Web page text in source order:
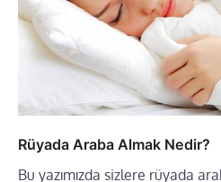
Rüyada Araba Almak Nedir?
Bu yazımızda sizlere rüyada